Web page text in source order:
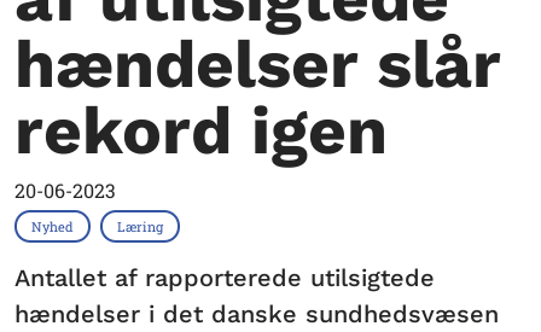
hændelser slår
rekord igen
20-06-2023
Nyhed Læring
Antallet af rapporterede utilsigtede
hændelser i det danske sundhedsvæsen